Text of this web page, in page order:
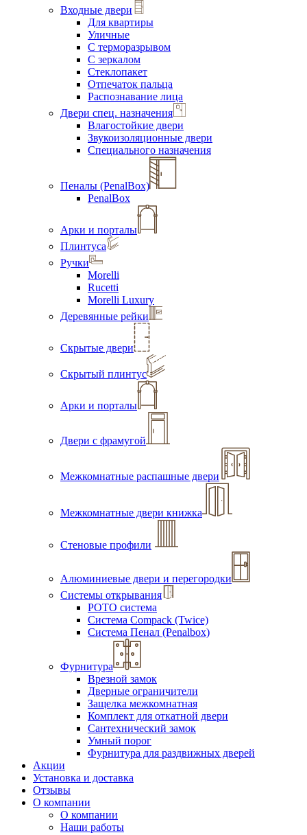
Входные двери
Для квартиры
Уличные
С терморазрывом
С зеркалом
Стеклопакет
Отпечаток пальца
Распознавание лица
Двери спец. назначения
Влагостойкие двери
Звукоизоляционные двери
Специального назначения
Пеналы (PenalBox)
PenalBox
Арки и порталы
Плинтуса
Ручки
Morelli
Rucetti
Morelli Luxury
Деревянные рейки
Скрытые двери
Скрытый плинтус
Арки и порталы
Двери с фрамугой
Межкомнатные распашные двери
Межкомнатные двери книжка
Стеновые профили
Алюминиевые двери и перегородки
Системы открывания
РОТО система
Система Compack (Twice)
Система Пенал (Penalbox)
Фурнитура
Врезной замок
Дверные ограничители
Защелка межкомнатная
Комплект для откатной двери
Сантехнический замок
Умный порог
Фурнитура для раздвижных дверей
Акции
Установка и доставка
Отзывы
О компании
О компании
Наши работы